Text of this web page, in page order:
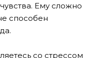
Ему сложно
способен
со стрессом